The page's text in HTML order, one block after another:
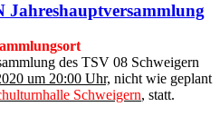
des TSV 08 Schweigern
um 20:00 Uhr, nicht wie geplant
Schweigern, statt.